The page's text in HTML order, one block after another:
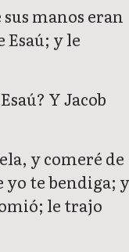
manos eran
Esaú; y le
Y Jacob
y comeré de
yo te bendiga; y
le trajo